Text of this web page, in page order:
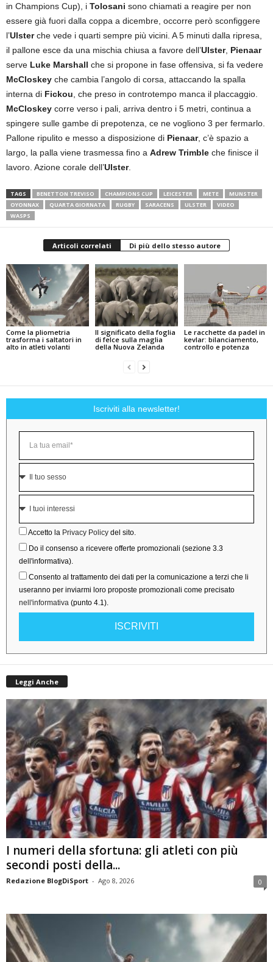
in Champions Cup), i Tolosani sono chiamati a reagire per non
essere già fuori dalla coppa a dicembre, occorre però sconfiggere
l’Ulsterche vede i quarti sempre più vicini. A 5 minuti dalla ripresa,
il pallone esce da una mischia chiusa a favore dell’Ulster, Pienaar
serve Luke Marshall che si propone in fase offensiva, si fa vedere
McCloskey che cambia l’angolo di corsa, attaccando la spalla
interna di Fickou , che preso in controtempo manca il placcaggio.
McCloskey corre verso i pali, arriva dentro i 5 metri, continua a
spingere sulle gambe di prepotenza, ce ne vogliono 3 per fermarlo.
Pallone ripulito e messo a disposizione di Pienaar, c’è spazio a
largo, la palla viene trasmessa fino a Adrew Trimble che finisce il
lavoro. Azione corale dell’Ulster.
TAGS BENETTON TREVISO CHAMPIONS CUP LEICESTER METE
MUNSTER
OYONNAX
QUARTA GIORNATA RUGBY SARACENS ULSTER
VIDEO
WASPS
Articoli correlati Di più dello stesso autore
Come la pliometria
trasforma i saltatori in
alto in atleti volanti
Il significato della foglia
di felce sulla maglia
della Nuova Zelanda
Le racchette da padel in
kevlar: bilanciamento,
controllo e potenza
Iscriviti alla newsletter!
Accetto la Privacy Policy del sito.
Do il consenso a ricevere offerte promozionali (sezione 3.3
dell'informativa).
Consento al trattamento dei dati per la comunicazione a terzi che li
useranno per inviarmi loro proposte promozionali come precisato
nell'informativa (punto 4.1).
ISCRIVITI
Leggi Anche
I numeri della sfortuna: gli atleti con più
secondi posti della...
Redazione BlogDiSport - Ago 8, 2026 0